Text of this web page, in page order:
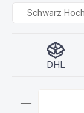
Schwarz
DHL
Produkt